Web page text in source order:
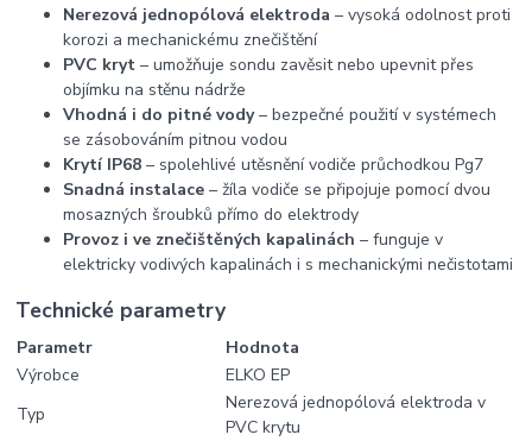
Nerezová jednopólová elektroda – vysoká odolnost proti
korozi a mechanickému znečištění
PVC kryt – umožňuje sondu zavěsit nebo upevnit přes
objímku na stěnu nádrže
Vhodná i do pitné vody– bezpečné použití v systémech
se zásobováním pitnou vodou
Krytí IP68 – spolehlivé utěsnění vodiče průchodkou Pg7
Snadná instalace – žíla vodiče se připojuje pomocí dvou
mosazných šroubků přímo do elektrody
Provoz i ve znečištěných kapalinách – funguje v
elektricky vodivých kapalinách i s mechanickými nečistotami
Technické parametry
Parametr
Hodnota
Výrobce
ELKO EP
Typ
Nerezová jednopólová elektroda v
PVC krytu